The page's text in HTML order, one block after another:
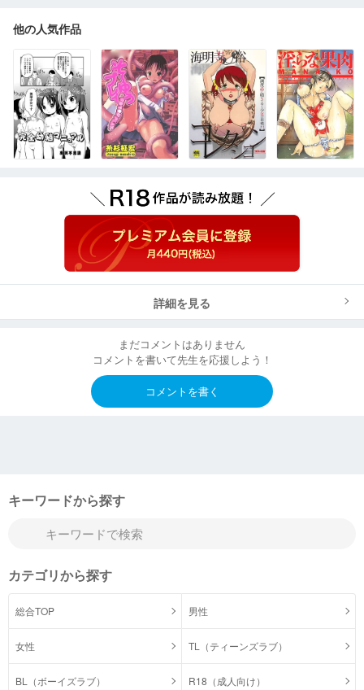
他の人気作品
詳細を見る
まだコメントはありません
コメントを書いて先生を応援しよう！
コメントを書く
キーワードから探す
カテゴリから探す
総合TOP 男性
女性 TL（ティーンズラブ）
BL（ボーイズラブ） R18（成人向け）